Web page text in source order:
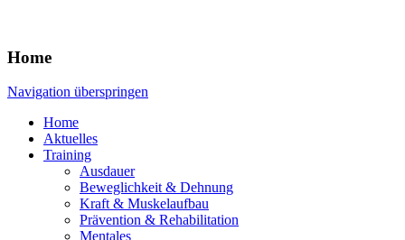
Home
Navigation überspringen
Home
Aktuelles
Training
Ausdauer
Beweglichkeit & Dehnung
Kraft & Muskelaufbau
Prävention & Rehabilitation
Mentales